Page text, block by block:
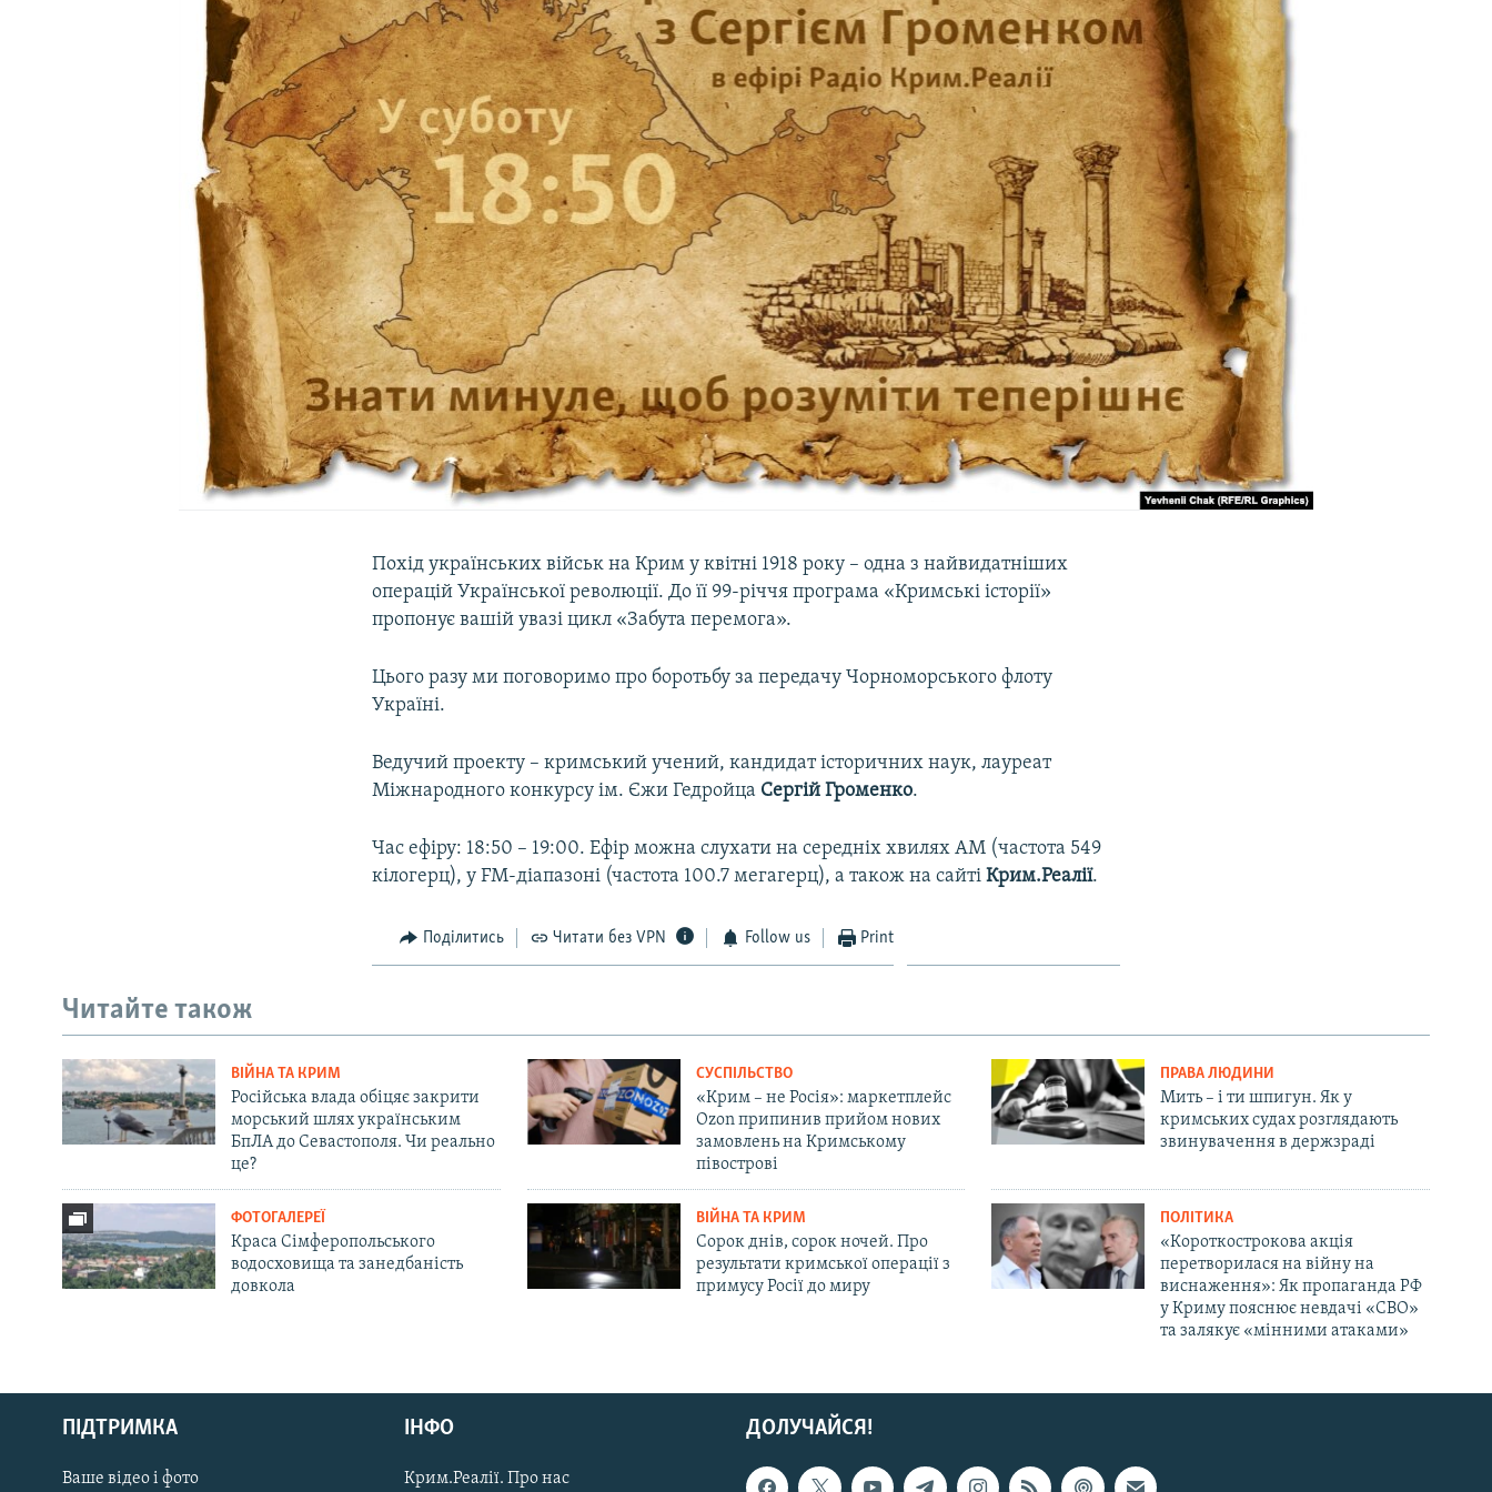
УКРАЇНСЬКА ПРОБЛЕМА КРИМУ
Русский
Qırımtatar
ДОЛУЧАЙСЯ!
Похід українських військ на Крим у квітні 1918 року – одна з найвидатніших
операцій Української революції. До її 99-річчя програма «Кримські історії»
пропонує вашій увазі цикл «Забута перемога».
Цього разу ми поговоримо про боротьбу за передачу Чорноморського флоту
Україні.
Ведучий проекту – кримський учений, кандидат історичних наук, лауреат
Міжнародного конкурсу ім. Єжи Гедройца Сергій Громенко.
Час ефіру: 18:50 – 19:00. Ефір можна слухати на середніх хвилях AM (частота 549
кілогерц), у FM-діапазоні (частота 100.7 мегагерц), а також на сайтіКрим.Реалії.
Поділитись Читати без VPN Follow us Print
Читайте також
ВІЙНА ТА КРИМ
Російська влада обіцяє закрити
морський шлях українським
БпЛА до Севастополя. Чи реально
це?
СУСПІЛЬСТВО
«Крим – не Росія»: маркетплейс
Ozon припинив прийом нових
замовлень на Кримському
півострові
ПРАВА ЛЮДИНИ
Мить – і ти шпигун. Як у
кримських судах розглядають
звинувачення в держзраді
ФОТОГАЛЕРЕЇ
Краса Сімферопольського
водосховища та занедбаність
довкола
ВІЙНА ТА КРИМ
Сорок днів, сорок ночей. Про
результати кримської операції з
примусу Росії до миру
ПОЛІТИКА
«Короткострокова акція
перетворилася на війну на
виснаження»: Як пропаганда РФ
у Криму пояснює невдачі «СВО»
та залякує «мінними атаками»
ДОЛУЧАЙСЯ!
ПІДТРИМКА
Ваше відео і фото
ІНФО
Крим.Реалії. Про нас